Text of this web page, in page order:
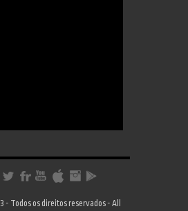
- Todos os direitos reservados - All